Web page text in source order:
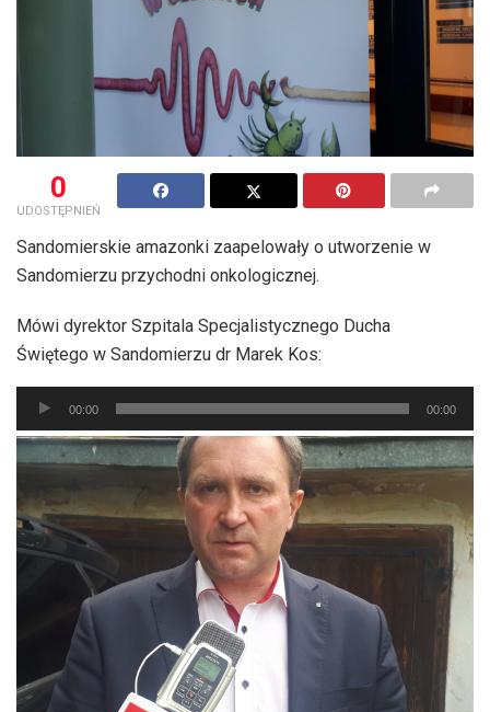
0
UDOSTĘPNIEŃ
Sandomierskie amazonki zaapelowały o utworzenie w
Sandomierzu przychodni onkologicznej.
Mówi dyrektor Szpitala Specjalistycznego Ducha
Świętego w Sandomierzu dr Marek Kos:
Odtwarzacz
plików
dźwiękowych
00:00 00:00